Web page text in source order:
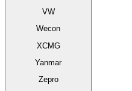
VW
Wecon
XCMG
Yanmar
Zepro